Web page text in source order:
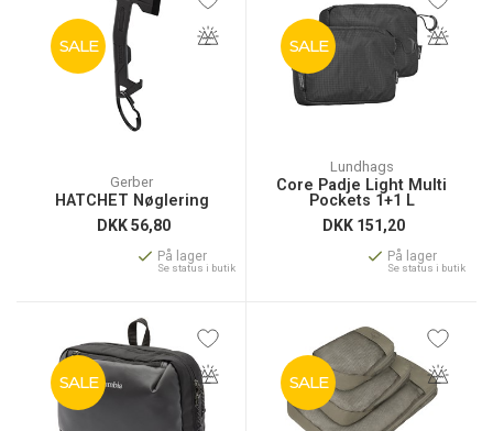
SALE
Gerber
HATCHET Nøglering
DKK56,80
På lager
Se status i butik
SALE
Lundhags
Core Padje Light Multi
Pockets 1+1 L
DKK 151,20
På lager
Se status i butik
SALE SALE